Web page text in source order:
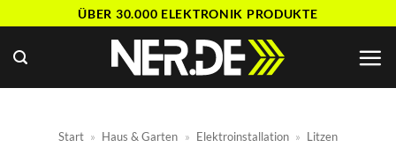
springen
ÜBER 30.000 ELEKTRONIK PRODUKTE
Start » Haus & Garten » Elektroinstallation » Litzen